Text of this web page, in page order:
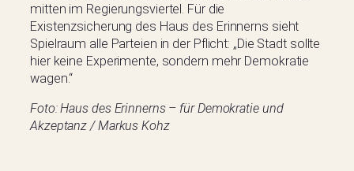
mitten im Regierungsviertel. Für die
Existenzsicherung des Haus des Erinnerns sieht
Spielraum alle Parteien in der Pflicht: „Die Stadt sollte
hier keine Experimente, sondern mehr Demokratie
wagen.“
Foto: Haus des Erinnerns – für Demokratie und
Akzeptanz / Markus Kohz